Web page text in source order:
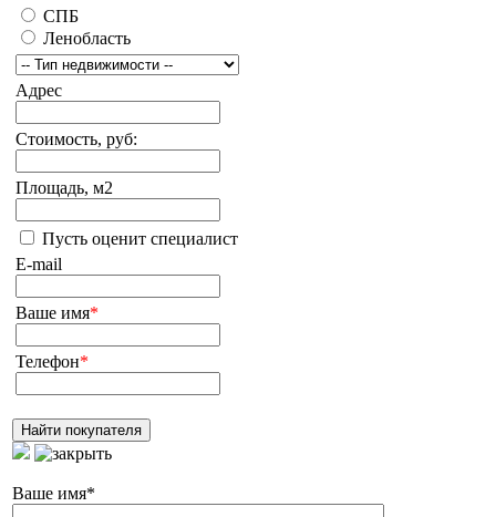
СПБ
Ленобласть
Адрес
Стоимость, руб:
Площадь, м2
Пусть оценит специалист
E-mail
Ваше имя*
Телефон*
Ваше имя*